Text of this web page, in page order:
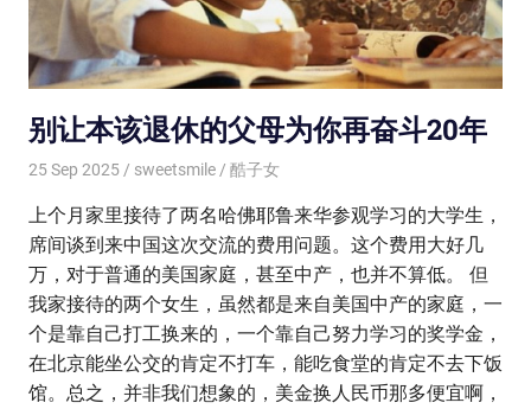
别让本该退休的父母为你再奋斗20年
25 Sep 2025 sweetsmile 酷子女
上个月家里接待了两名哈佛耶鲁来华参观学习的大学生，
席间谈到来中国这次交流的费用问题。这个费用大好几
万，对于普通的美国家庭，甚至中产，也并不算低。 但
我家接待的两个女生，虽然都是来自美国中产的家庭，一
个是靠自己打工换来的，一个靠自己努力学习的奖学金，
在北京能坐公交的肯定不打车，能吃食堂的肯定不去下饭
馆。总之，并非我们想象的，美金换人民币那多便宜啊，